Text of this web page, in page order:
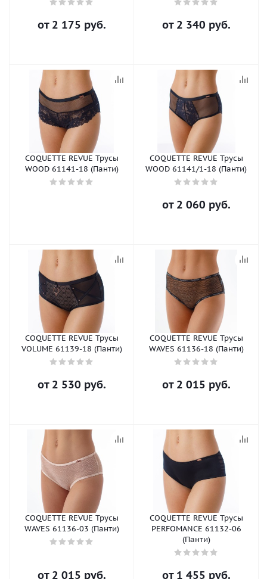
от 2 175 руб. от 2 340 руб.
COQUETTE REVUE Трусы
WOOD 61141-18 (Панти)
COQUETTE REVUE Трусы
WOOD 61141/1-18 (Панти)
от 2 060 руб.
COQUETTE REVUE Трусы
VOLUME 61139-18 (Панти)
от 2 530 руб.
COQUETTE REVUE Трусы
WAVES 61136-18 (Панти)
от 2 015 руб.
COQUETTE REVUE Трусы
WAVES 61136-03 (Панти)
от 2 015 руб.
COQUETTE REVUE Трусы
PERFOMANCE 61132-06
(Панти)
от 1 455 руб.